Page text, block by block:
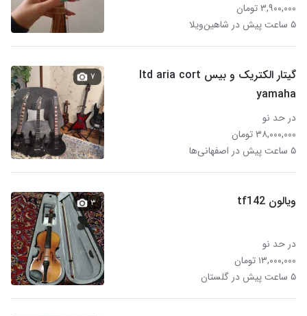
۳,۹۰۰,۰۰۰ تومان
۵ ساعت پیش در شاهین‌ویلا
گیتار الکتریک و بیس ltd aria cort
yamaha
در حد نو
۳۸,۰۰۰,۰۰۰ تومان
۵ ساعت پیش در اصفهانی‌ها
۷
ویالون tf142
در حد نو
۱۳,۰۰۰,۰۰۰ تومان
۵ ساعت پیش در گلستان
۳